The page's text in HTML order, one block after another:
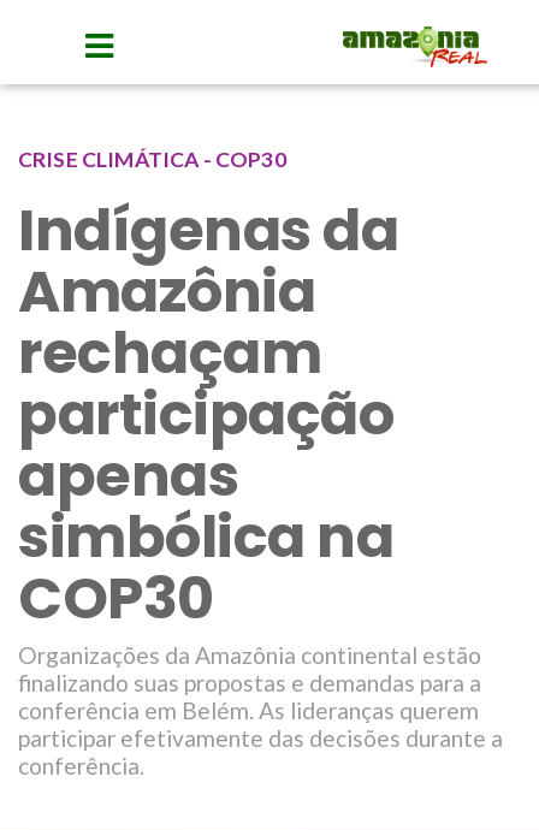
CRISE CLIMÁTICA - COP30
Indígenas da
Amazônia
rechaçam
participação
apenas
simbólica na
COP30
Organizações da Amazônia continental estão
finalizando suas propostas e demandas para a
conferência em Belém. As lideranças querem
participar efetivamente das decisões durante a
conferência.